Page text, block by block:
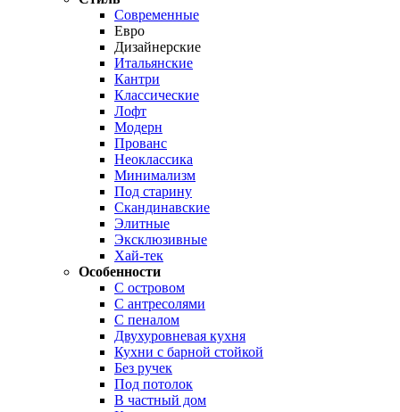
Современные
Евро
Дизайнерские
Итальянские
Кантри
Классические
Лофт
Модерн
Прованс
Неоклассика
Минимализм
Под старину
Скандинавские
Элитные
Эксклюзивные
Хай-тек
Особенности
С островом
С антресолями
С пеналом
Двухуровневая кухня
Кухни с барной стойкой
Без ручек
Под потолок
В частный дом